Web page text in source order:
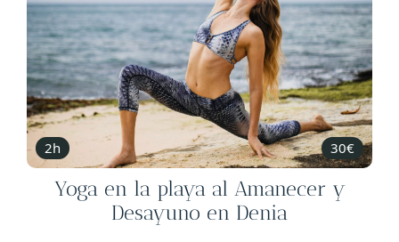
2h 30€
Yoga en la playa al Amanecer y
Desayuno en Denia